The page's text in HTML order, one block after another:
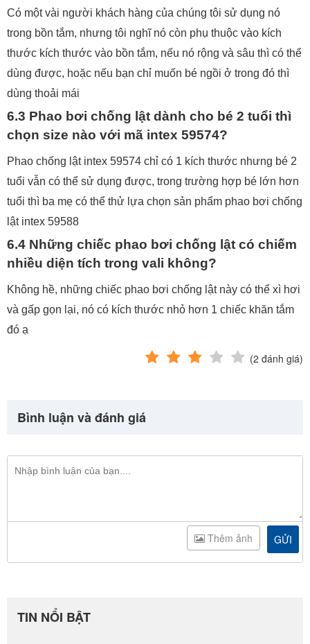
Có một vài người khách hàng của chúng tôi sử dụng nó
trong bồn tắm, nhưng tôi nghĩ nó còn phụ thuộc vào kích
thước kích thước vào bồn tắm, nếu nó rộng và sâu thì có thể
dùng được, hoặc nếu bạn chỉ muốn bé ngồi ở trong đó thì
dùng thoải mái
6.3 Phao bơi chống lật dành cho bé 2 tuổi thì
chọn size nào với mã intex 59574?
Phao chống lật intex 59574 chỉ có 1 kích thước nhưng bé 2
tuổi vẫn có thể sử dụng được, trong trường hợp bé lớn hơn
tuổi thì ba mẹ có thể thử lựa chọn sản phẩm phao bơi chống
lật intex 59588
6.4 Những chiếc phao bơi chống lật có chiếm
nhiều diện tích trong vali không?
Không hề, những chiếc phao bơi chống lật này có thể xì hơi
và gấp gọn lại, nó có kích thước nhỏ hơn 1 chiếc khăn tắm
đó ạ
(2 đánh giá)
Bình luận và đánh giá
GỬI
Thêm ảnh
TIN NỔI BẬT